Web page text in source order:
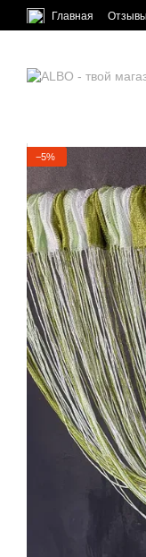
Перейти к основному
Главная Отзывы
−5%